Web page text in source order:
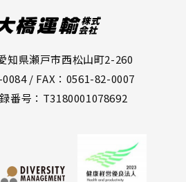
県瀬戸市西松山町2-260
/ FAX：0561-82-0007
番号：T3180001078692